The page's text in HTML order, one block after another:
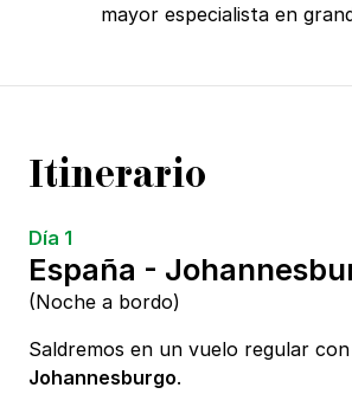
mayor especialista en
Itinerario
Día 1
España -
(Noche a bordo)
Saldremos en un vuelo regular
Johannesburgo.